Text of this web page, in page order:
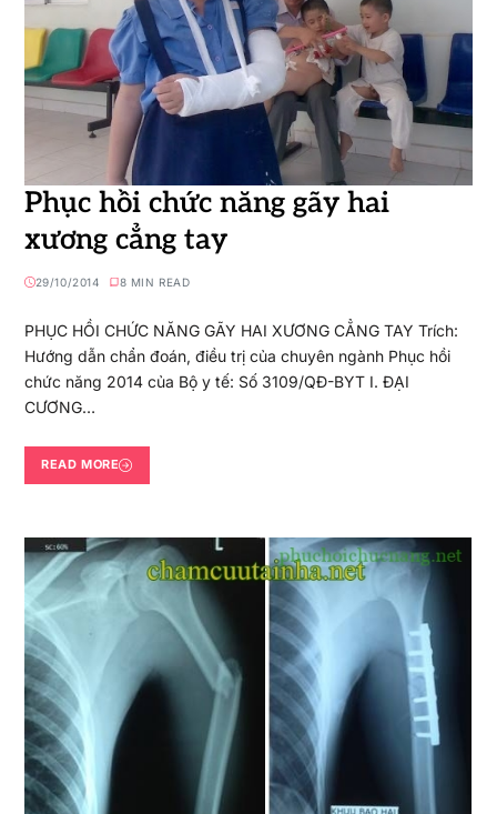
Phục hồi chức năng gãy hai
xương cẳng tay
29/10/2014 8 MIN READ
PHỤC HỒI CHỨC NĂNG GÃY HAI XƯƠNG CẲNG TAY Trích:
Hướng dẫn chẩn đoán, điều trị của chuyên ngành Phục hồi
chức năng 2014 của Bộ y tế: Số 3109/QĐ-BYT I. ĐẠI
CƯƠNG…
READ MORE